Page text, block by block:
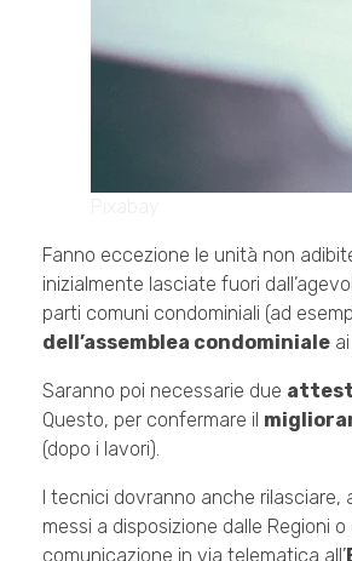
Fanno eccezione le unità non
inizialmente lasciate fuori
parti comuni condominiali (ad
dell’assemblea condominiale
Saranno poi necessarie due
Questo, per confermare il
(dopo i lavori).
I tecnici dovranno anche rilasciare,
messi a disposizione dalle Regioni
comunicazione in via telematica all’